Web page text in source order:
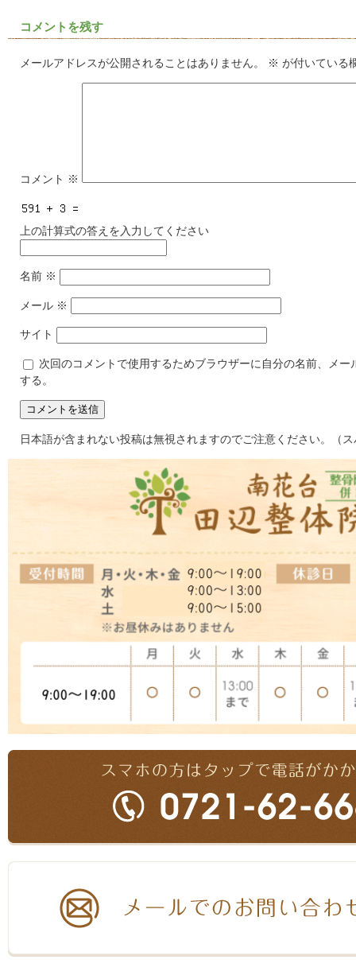
コメントを残す
メールアドレスが公開されることはありません。 ※ が付いている
コメント ※
上の計算式の答えを入力してください
名前 ※
メール ※
サイト
次回のコメントで使用するためブラウザーに自分の名前、メー
する。
日本語が含まれない投稿は無視されますのでご注意ください。（